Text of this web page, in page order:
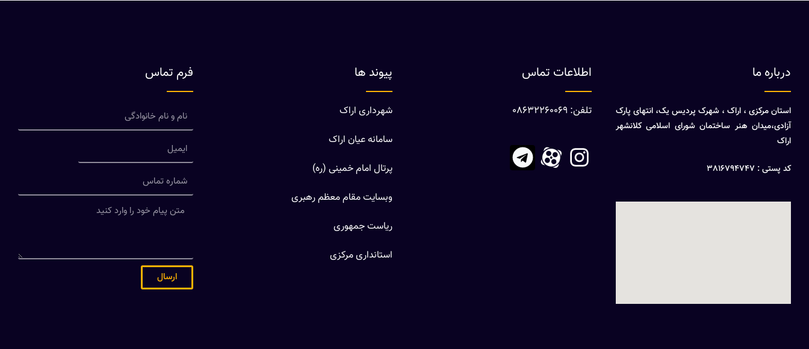
درباره ما
استان مرکزی ، اراک ، شهرک پردیس یک، انتهای پارک
آزادی،میدان هنر ساختمان شورای اسلامی کلانشهر
اراک
کد پستی : 3816794747
اطلاعات تماس
تلفن: 08632260069
پیوند ها
شهرداری اراک
سامانه عیان اراک
پرتال امام خمینی (ره)
وبسایت مقام معظم رهبری
ریاست جمهوری
استانداری مرکزی
فرم تماس
ارسال